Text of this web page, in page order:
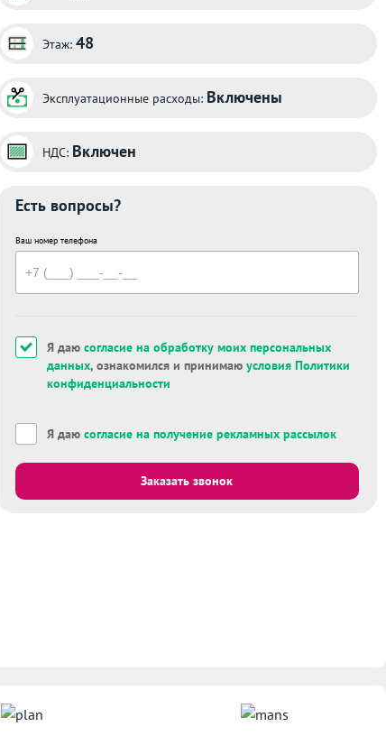
Этаж: 48
Эксплуатационные расходы: Включены
НДС: Включен
Есть вопросы?
Ваш номер телефона
Я даю согласие на обработку моих персональных
данных, ознакомился и принимаю условия Политики
конфиденциальности
Я даю согласие на получение рекламных рассылок
Заказать звонок